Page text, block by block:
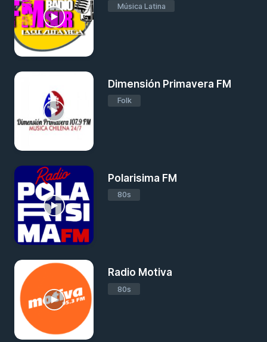
Música Latina
Dimensión Primavera FM
Folk
Polarisima FM
80s
Radio Motiva
80s